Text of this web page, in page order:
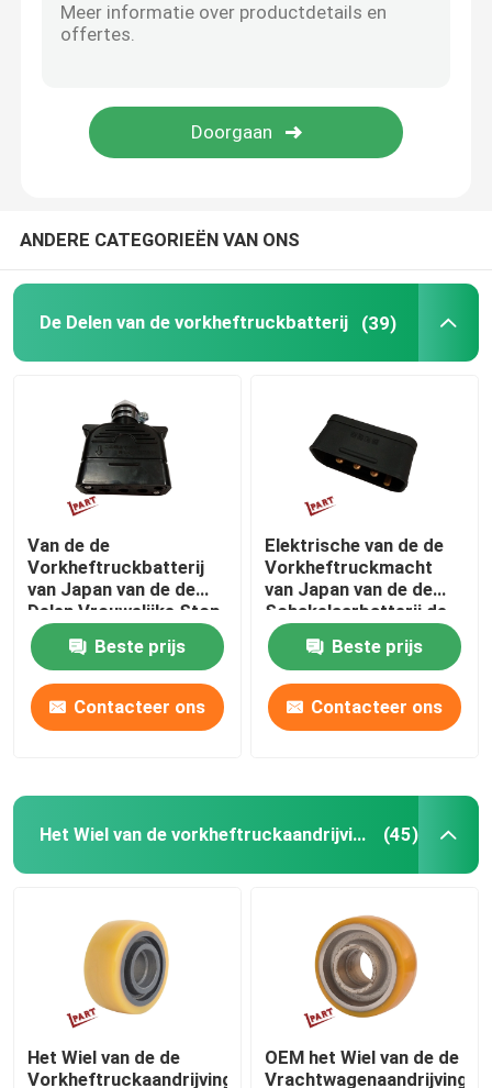
Vorkheftruck Koelsysteem
ANDERE CATEGORIEËN VAN ONS
De Delen van de vorkheftruckbatterij (39)
Van de de
Vorkheftruckbatterij
van Japan van de de
Delen Vrouwelijke Stop
Schakelaar 37010-
10890 Beste prijs
Contacteer ons
Elektrische van de de
Vorkheftruckmacht
van Japan van de de
Schakelaarbatterij de
Ladersstop 37010-
10870 Beste prijs
Contacteer ons
Het Wiel van de vorkheftruckaandrijving (45)
Het Wiel van de de
Vorkheftruckaandrijving
OEM het Wiel van de de
Vrachtwagenaandrijving